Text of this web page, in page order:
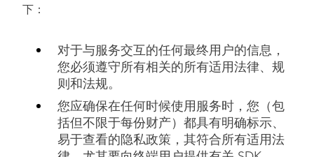
下：
对于与服务交互的任何最终用户的信息，
您必须遵守所有相关的所有适用法律、规
则和法规。
您应确保在任何时候使用服务时，您（包
括但不限于每份财产）都具有明确标示、
易于查看的隐私政策，其符合所有适用法